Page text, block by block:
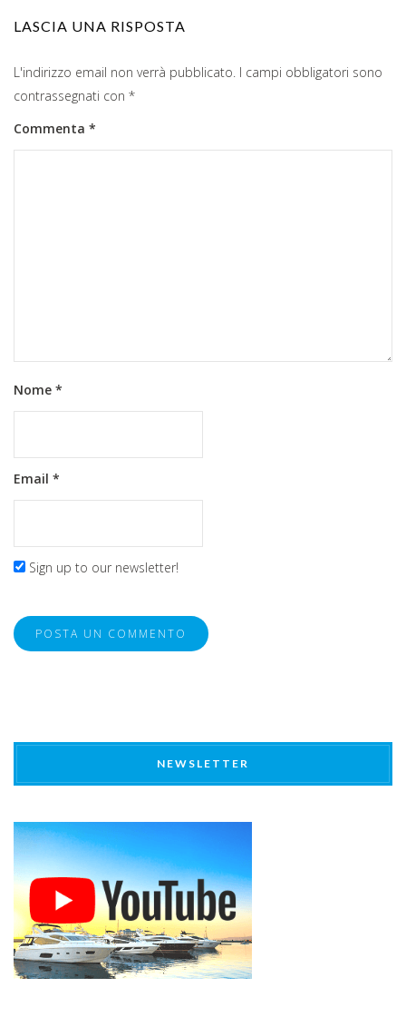
LASCIA UNA RISPOSTA
L'indirizzo email non verrà pubblicato. I campi obbligatori sono
contrassegnati con *
Commenta *
Nome *
Email *
Sign up to our newsletter!
NEWSLETTER